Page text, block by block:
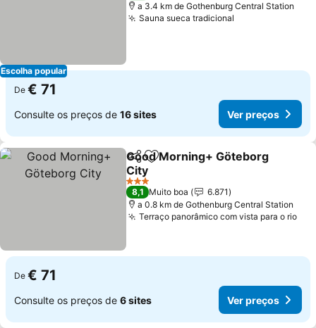
Escolha popular
a 3.4 km de Gothenburg Central Station
Sauna sueca tradicional
De € 71
Consulte os preços de 16 sites Ver preços
PartilharAdicionar aos favoritos
Good Morning+ Göteborg
City
3 Estrelas
8,1 Muito boa
6.871
a 0.8 km de Gothenburg Central Station
Terraço panorâmico com vista para o rio
De € 71
Consulte os preços de 6 sites Ver preços